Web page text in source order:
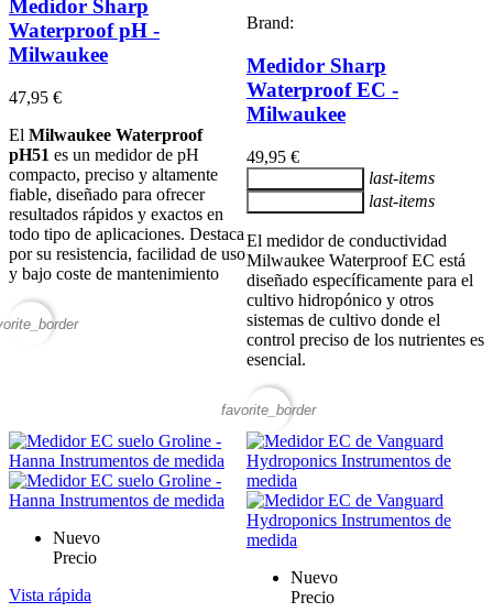
Medidor Sharp
Waterproof pH -
Milwaukee
47,95 €
El Milwaukee Waterproof
pH51 es un medidor de pH
compacto, preciso y altamente
fiable, diseñado para ofrecer
resultados rápidos y exactos en
todo tipo de aplicaciones. Destaca
por su resistencia, facilidad de uso
y bajo coste de mantenimiento
Brand:
Medidor Sharp
Waterproof EC -
Milwaukee
49,95 €
last-items
last-items
El medidor de conductividad
Milwaukee Waterproof EC está
diseñado específicamente para el
cultivo hidropónico y otros
sistemas de cultivo donde el
control preciso de los nutrientes es
esencial.
favorite_border
Nuevo
Precio
Vista rápida
Nuevo
Precio